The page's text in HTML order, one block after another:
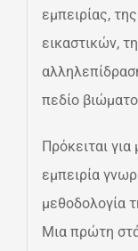
εμπειρίας,
εικαστικών,
πεδίο
Πρόκειται
εμπειρία
μεθοδολογία
Μια πρώτη